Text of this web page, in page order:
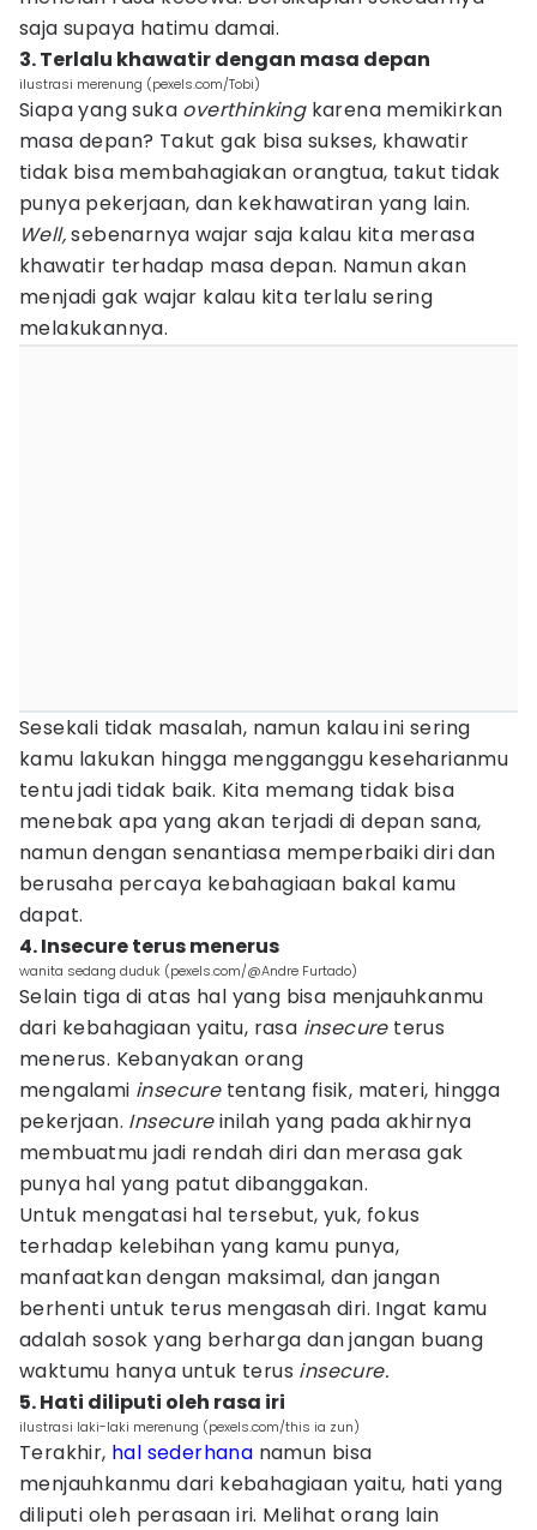
saja supaya hatimu damai.
3. Terlalu khawatir dengan masa depan
ilustrasi merenung (pexels.com/Tobi)
Siapa yang suka overthinkingkarena memikirkan
masa depan? Takut gak bisa sukses, khawatir
tidak bisa membahagiakan orangtua, takut tidak
punya pekerjaan, dan kekhawatiran yang lain.
Well,sebenarnya wajar saja kalau kita merasa
khawatir terhadap masa depan. Namun akan
menjadi gak wajar kalau kita terlalu sering
melakukannya.
Sesekali tidak masalah, namun kalau ini sering
kamu lakukan hingga mengganggu keseharianmu
tentu jadi tidak baik. Kita memang tidak bisa
menebak apa yang akan terjadi di depan sana,
namun dengan senantiasa memperbaiki diri dan
berusaha percaya kebahagiaan bakal kamu
dapat.
4. Insecure terus menerus
wanita sedang duduk (pexels.com/@Andre Furtado)
Selain tiga di atas hal yang bisa menjauhkanmu
dari kebahagiaan yaitu, rasa insecure terus
menerus. Kebanyakan orang
mengalami insecure tentang fisik, materi, hingga
pekerjaan. Insecureinilah yang pada akhirnya
membuatmu jadi rendah diri dan merasa gak
punya hal yang patut dibanggakan.
Untuk mengatasi hal tersebut, yuk, fokus
terhadap kelebihan yang kamu punya,
manfaatkan dengan maksimal, dan jangan
berhenti untuk terus mengasah diri. Ingat kamu
adalah sosok yang berharga dan jangan buang
waktumu hanya untuk terus insecure.
5. Hati diliputi oleh rasa iri
ilustrasi laki-laki merenung (pexels.com/this ia zun)
Terakhir, hal sederhana namun bisa
menjauhkanmu dari kebahagiaan yaitu, hati yang
diliputi oleh perasaan iri. Melihat orang lain